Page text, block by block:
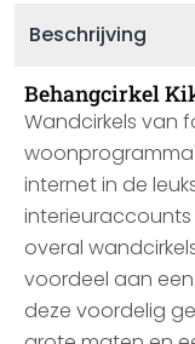
Beschrijving
Behangcirkel
Wandcirkels van
internet in de
overal
voordeel aan
deze voordelig